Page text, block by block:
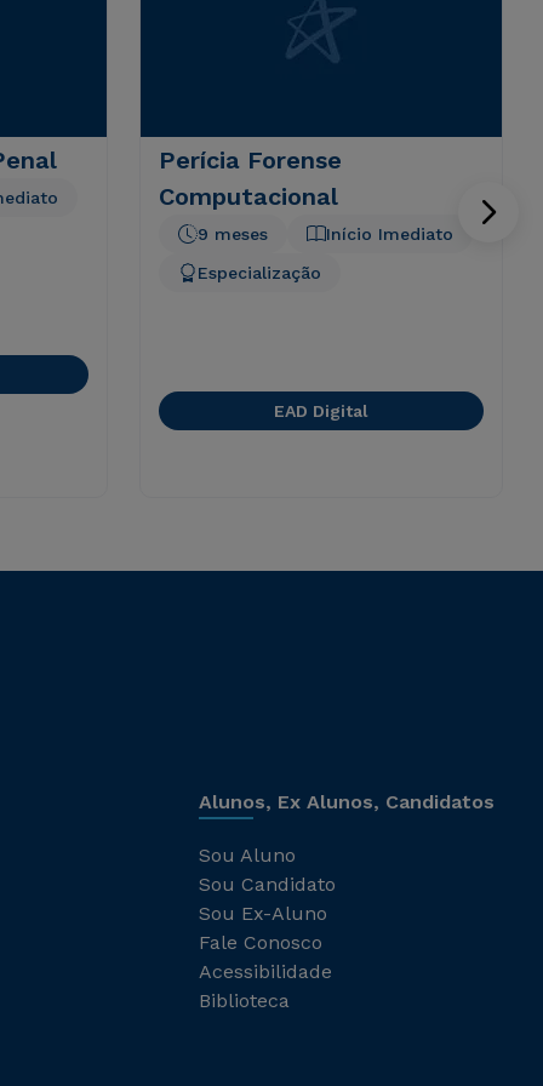
Perícia Forense
Computacional
Início Imediato
9 meses
Especialização
EAD Digital
Alunos, Ex Alunos, Candidatos
Sou Aluno
Sou Candidato
Sou Ex-Aluno
Fale Conosco
Acessibilidade
Biblioteca